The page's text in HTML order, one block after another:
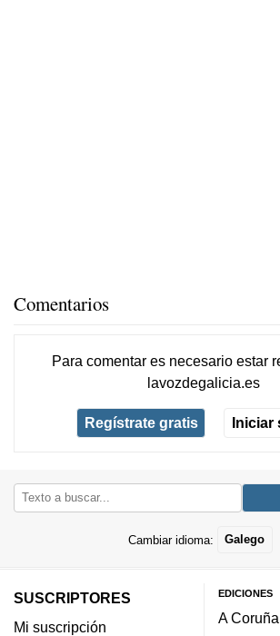
Comentarios
Para comentar es necesario estar
lavozdegalicia.es
Regístrate gratis Iniciar
Cambiar idioma: Galego
SUSCRIPTORES
Mi suscripción
EDICIONES
A Coruña